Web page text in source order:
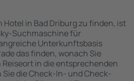
Hotel in Bad Driburg zu finden, ist
Suchmaschine für
Unterkunftsbasis
das finden, wonach Sie
Reiseort in die entsprechenden
die Check-In- und Check-